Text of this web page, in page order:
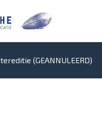
(GEANNULEERD)